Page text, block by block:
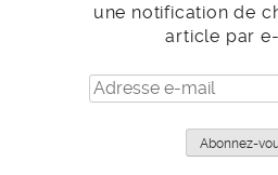
une notification de
article par
Adresse
e-
Abonnez-